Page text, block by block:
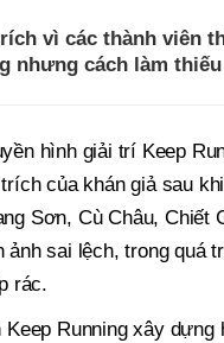
vì các thành viên
nhưng cách làm
hình giải trí Keep
của khán giả sau
Sơn, Cù Châu, Chiết
sai lệch, trong quá
rác.
Running xây